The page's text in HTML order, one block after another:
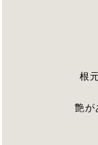
根
艶が